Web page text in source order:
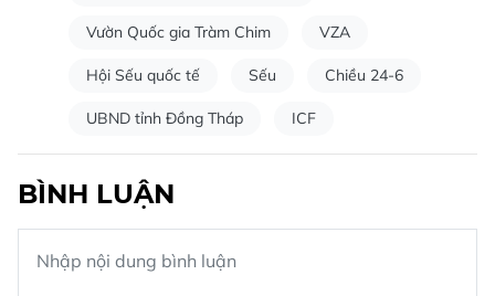
Vườn Quốc gia Tràm Chim VZA
Hội Sếu quốc tế Sếu Chiều 24-6
UBND tỉnh Đồng Tháp ICF
BÌNH LUẬN